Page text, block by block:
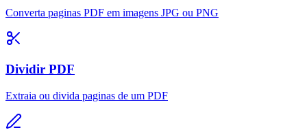
Converta paginas PDF em imagens JPG ou PNG
Dividir PDF
Extraia ou divida paginas de um PDF